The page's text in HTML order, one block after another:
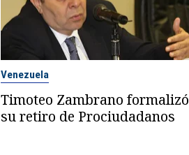
Venezuela
Timoteo Zambrano formalizó
su retiro de Prociudadanos